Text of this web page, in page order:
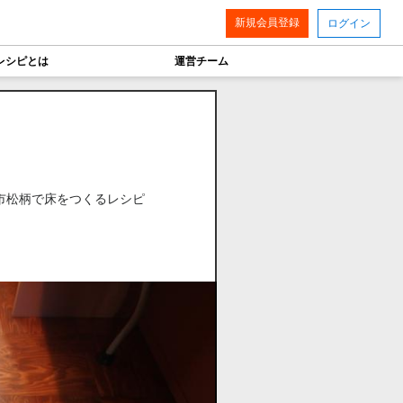
ログイン
新規会員登録
シピとは 運営チーム
松柄で床をつくるレシピ